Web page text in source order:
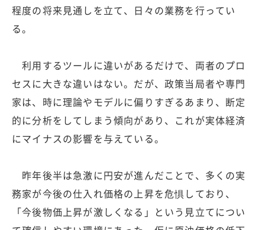
程度の将来見通しを立て、日々の業務を行ってい
る。
利用するツールに違いがあるだけで、両者のプロ
セスに大きな違いはない。だが、政策当局者や専門
家は、時に理論やモデルに偏りすぎるあまり、断定
的に分析をしてしまう傾向があり、これが実体経済
にマイナスの影響を与えている。
昨年後半は急激に円安が進んだことで、多くの実
務家が今後の仕入れ価格の上昇を危惧しており、
「今後物価上昇が激しくなる」という見立てについ